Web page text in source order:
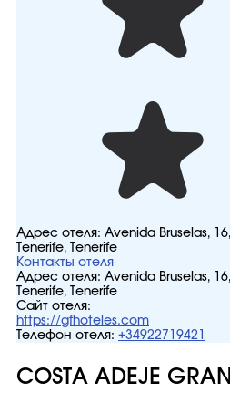
Адрес отеля: Avenida Bruselas,
Tenerife, Tenerife
Контакты отеля
Адрес отеля: Avenida Bruselas,
Tenerife, Tenerife
Сайт отеля:
https://gfhoteles.com
Телефон отеля: +34922719421
COSTA ADEJE